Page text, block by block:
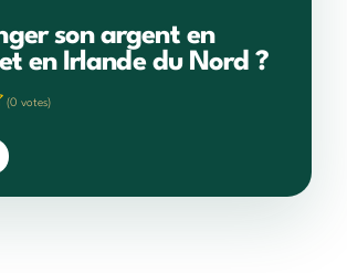
son argent en
en Irlande du Nord ?
(0 votes)